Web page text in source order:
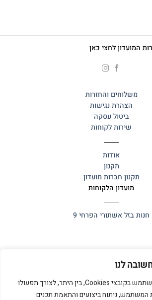
לנו
לידיעתך, אתר זה משתמש בקובצי Cookies, בין היתר, לצורך תפעולו
המשתמש, ניתוח ביצועים והתאמת תכנים
המועדון לחצי כאן
משלוחים והחזרות
הצהרת נגישות
ביטול עסקה
שירות לקוחות
אודות
תקנון
תקנון חברות מועדון
מועדון הלקוחות
חנות בזלאשתורי הפרחי 9
שמורות 2025 © אלף אלף